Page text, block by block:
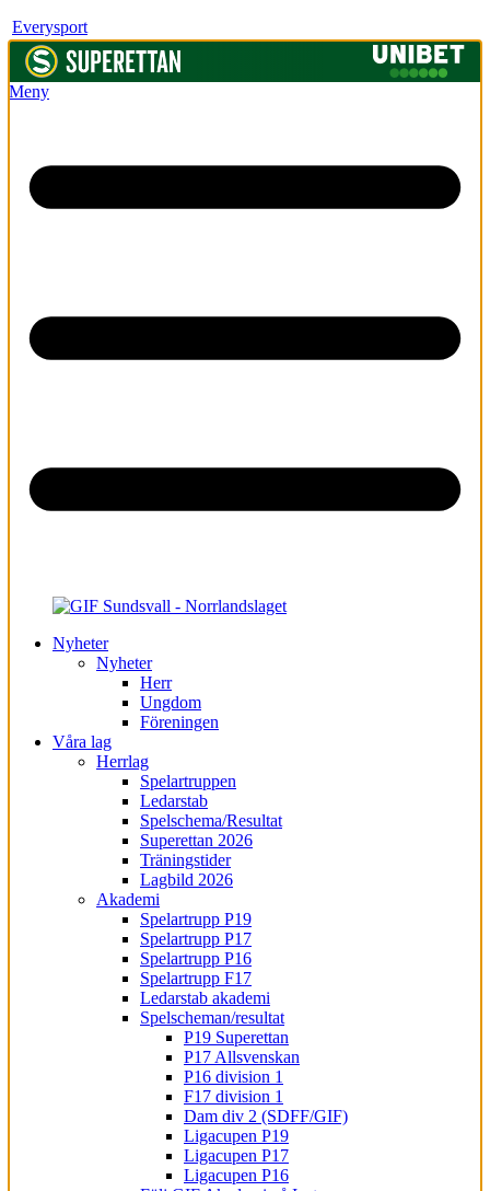
Everysport
Meny
Nyheter
Nyheter
Herr
Ungdom
Föreningen
Våra lag
Herrlag
Spelartruppen
Ledarstab
Spelschema/Resultat
Superettan 2026
Träningstider
Lagbild 2026
Akademi
Spelartrupp P19
Spelartrupp P17
Spelartrupp P16
Spelartrupp F17
Ledarstab akademi
Spelscheman/resultat
P19 Superettan
P17 Allsvenskan
P16 division 1
F17 division 1
Dam div 2 (SDFF/GIF)
Ligacupen P19
Ligacupen P17
Ligacupen P16